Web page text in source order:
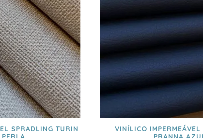
SPRADLING TURIN
VINÍLICO IMPERMEÁVEL